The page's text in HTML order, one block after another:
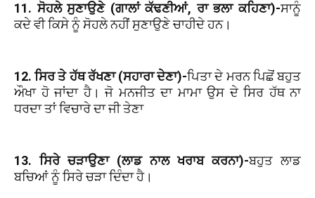
11. ਸੋਹਲੇ ਸੁਣਾਉਣੇ (ਗਾਲਾਂ ਕੱਢਣੀਆਂ, ਰਾ ਭਲਾ ਕਹਿਣਾ)-ਸਾਨੂੰ
ਕਦੇ ਵੀ ਕਿਸੇ ਨੂੰ ਸੋਹਲੇ ਨਹੀਂ ਸੁਣਾਉਣੇ ਚਾਹੀਦੇ ਹਨ।
12. ਸਿਰ ਤੇ ਹੱਥ ਰੱਖਣਾ (ਸਹਾਰਾ ਦੇਣਾ)-ਪਿਤਾ ਦੇ ਮਰਨ ਪਿਛੋਂ ਬਹੁਤ
ਔਖਾ ਹੋ ਜਾਂਦਾ ਹੈ। ਜੋ ਮਨਜੀਤ ਦਾ ਮਾਮਾ ਉਸ ਦੇ ਸਿਰ ਹੱਥ ਨਾ
ਧਰਦਾ ਤਾਂ ਵਿਚਾਰੇ ਦਾ ਜੀ ਤੇਣਾ
13. ਸਿਰੇ ਚੜਾਉਣਾ (ਲਾਡ ਨਾਲ ਖਰਾਬ ਕਰਨਾ)-ਬਹੁਤ ਲਾਡ
ਬਚਿਆਂ ਨੂੰ ਸਿਰੇ ਚੜਾ ਦਿੰਦਾ ਹੈ।